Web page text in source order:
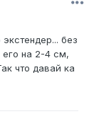
без
его на 2-4 см,
что давай ка